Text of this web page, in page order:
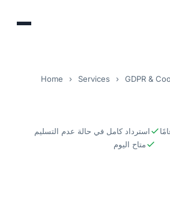
Home › Services › GDPR &
استرداد كامل في حالة عدم التسليم
متاح اليوم